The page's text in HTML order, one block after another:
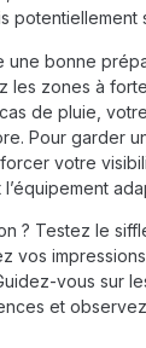
potentiellement
une bonne
les zones à
de pluie,
Pour garder
votre
l’équipement
? Testez le
vos
vous sur
et observez